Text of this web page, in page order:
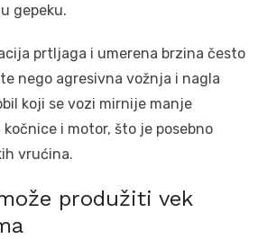
gepeku.
prtljaga i umerena brzina često
nego agresivna vožnja i nagla
koji se vozi mirnije manje
i motor, što je posebno
vrućina.
produžiti vek